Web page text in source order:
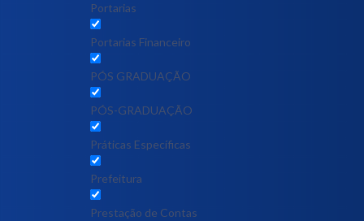
Portarias
Portarias Financeiro
PÓS GRADUAÇÃO
PÓS-GRADUAÇÃO
Práticas Específicas
Prefeitura
Prestação de Contas